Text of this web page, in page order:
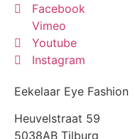
Facebook
Vimeo
Youtube
Instagram
Eekelaar Eye Fashion
Heuvelstraat 59
5038AB Tilburg